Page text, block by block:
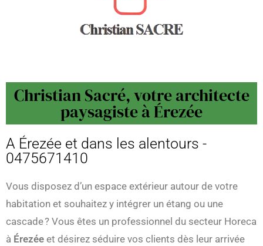
Christian Sacré, votre architecte
paysagiste à Érezée
A Érezée et dans les alentours -
0475671410
Vous disposez d’un espace extérieur autour de votre
habitation et souhaitez y intégrer un étang ou une
cascade ? Vous êtes un professionnel du secteur Horeca
à Érezée et désirez séduire vos clients dès leur arrivée